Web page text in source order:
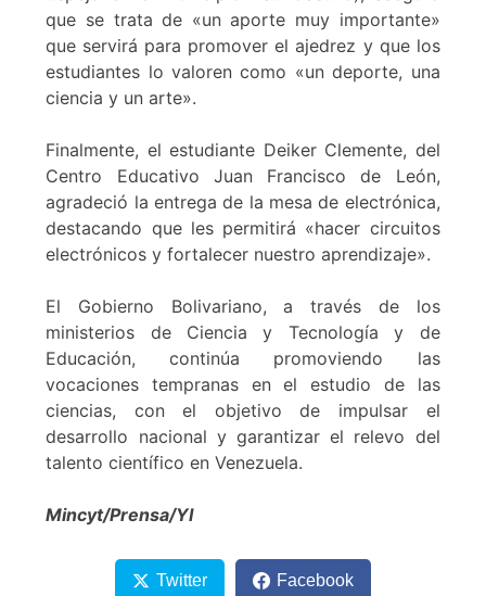
que se trata de «un aporte muy importante»
que servirá para promover el ajedrez y que los
estudiantes lo valoren como «un deporte, una
ciencia y un arte».
Finalmente, el estudiante Deiker Clemente, del
Centro Educativo Juan Francisco de León,
agradeció la entrega de la mesa de electrónica,
destacando que les permitirá «hacer circuitos
electrónicos y fortalecer nuestro aprendizaje».
El Gobierno Bolivariano, a través de los
ministerios de Ciencia y Tecnología y de
Educación, continúa promoviendo las
vocaciones tempranas en el estudio de las
ciencias, con el objetivo de impulsar el
desarrollo nacional y garantizar el relevo del
talento científico en Venezuela.
Mincyt/Prensa/YI
Twitter Facebook